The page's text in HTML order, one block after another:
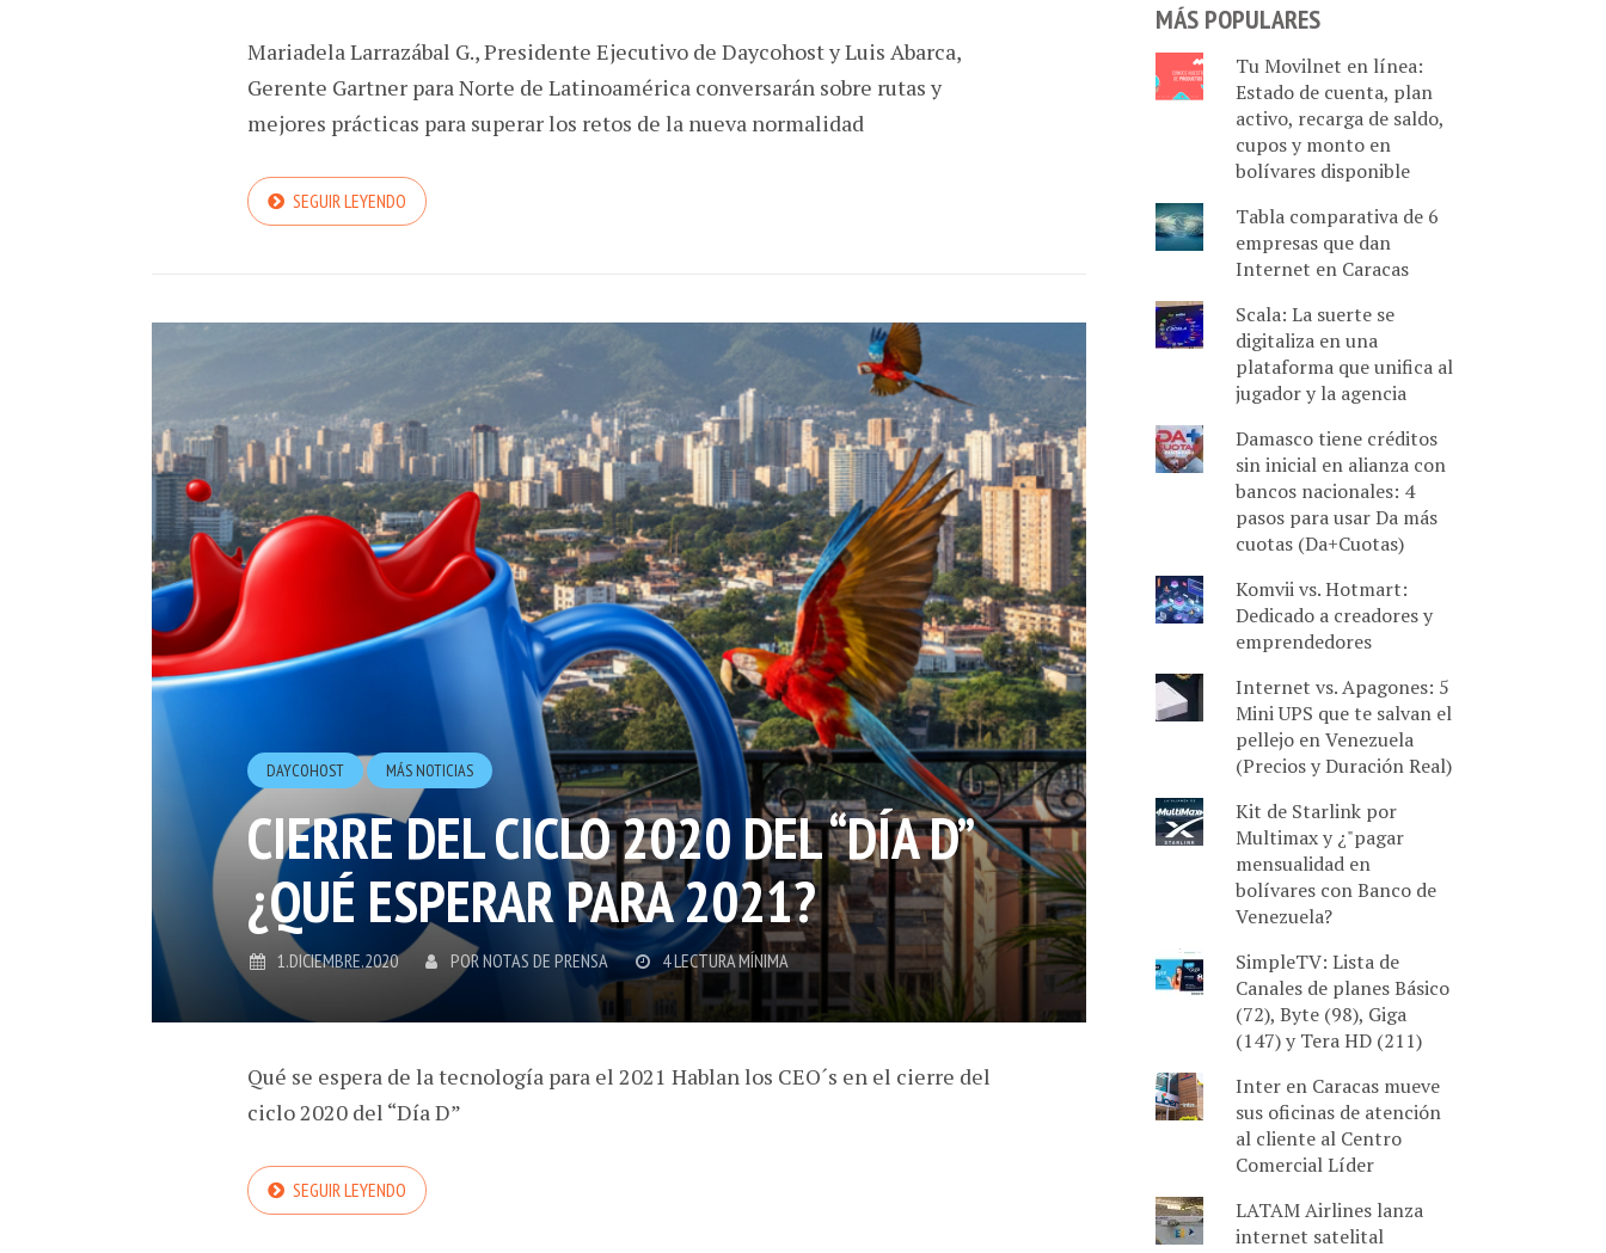
Mariadela Larrazábal G., Presidente Ejecutivo de Daycohost y Luis Abarca,
Gerente Gartner para Norte de Latinoamérica conversarán sobre rutas y
mejores prácticas para superar los retos de la nueva normalidad
SEGUIR LEYENDO
DAYCOHOST MÁS NOTICIAS
CIERRE DEL CICLO 2020 DEL “DÍA D”
¿QUÉ ESPERAR PARA 2021?
1.DICIEMBRE.2020 PORNOTAS DE PRENSA 4 LECTURA MÍNIMA
Qué se espera de la tecnología para el 2021 Hablan los CEO´s en el cierre del
ciclo 2020 del “Día D”
SEGUIR LEYENDO
MÁS POPULARES
Tu Movilnet en línea:
Estado de cuenta, plan
activo, recarga de saldo,
cupos y monto en
bolívares disponible
Tabla comparativa de 6
empresas que dan
Internet en Caracas
Scala: La suerte se
digitaliza en una
plataforma que unifica al
jugador y la agencia
Damasco tiene créditos
sin inicial en alianza con
bancos nacionales: 4
pasos para usar Da más
cuotas (Da+Cuotas)
Komvii vs. Hotmart:
Dedicado a creadores y
emprendedores
Internet vs. Apagones: 5
Mini UPS que te salvan el
pellejo en Venezuela
(Precios y Duración Real)
Kit de Starlink por
Multimax y ¿"pagar
mensualidad en
bolívares con Banco de
Venezuela?
SimpleTV: Lista de
Canales de planes Básico
(72), Byte (98), Giga
(147) y Tera HD (211)
Inter en Caracas mueve
sus oficinas de atención
al cliente al Centro
Comercial Líder
LATAM Airlines lanza
internet satelital